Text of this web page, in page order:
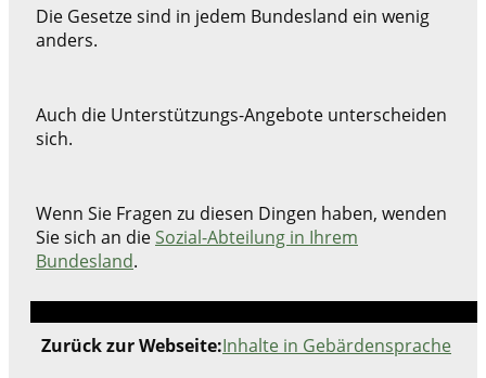
Die Gesetze sind in jedem Bundesland ein wenig
anders.
Auch die Unterstützungs-Angebote unterscheiden
sich.
Wenn Sie Fragen zu diesen Dingen haben, wenden
Sie sich an die Sozial-Abteilung in Ihrem
Bundesland.
Zurück zur Webseite:Inhalte in Gebärdensprache